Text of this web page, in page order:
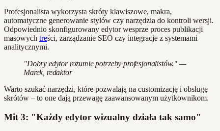
Profesjonalista wykorzysta skróty klawiszowe, makra,
automatyczne generowanie stylów czy narzędzia do kontroli wersji.
Odpowiednio skonfigurowany edytor wesprze proces publikacji
masowych treści, zarządzanie SEO czy integracje z systemami
analitycznymi.
"Dobry edytor rozumie potrzeby profesjonalistów." —
Marek, redaktor
Warto szukać narzędzi, które pozwalają na customizację i obsługę
skrótów – to one dają przewagę zaawansowanym użytkownikom.
Mit 3: "Każdy edytor wizualny działa tak samo"